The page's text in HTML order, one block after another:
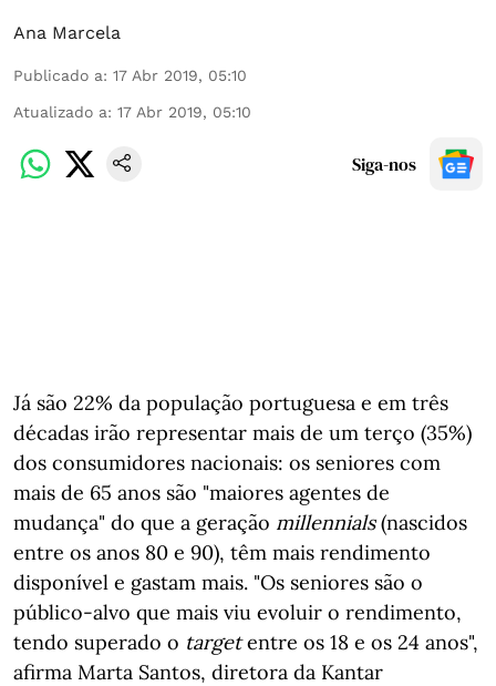
Ana Marcela
Publicado a: 17 Abr 2019, 05:10
Atualizado a: 17 Abr 2019, 05:10
Siga-nos
Já são 22% da população portuguesa e em três
décadas irão representar mais de um terço (35%)
dos consumidores nacionais: os seniores com
mais de 65 anos são "maiores agentes de
mudança" do que a geração millennials(nascidos
entre os anos 80 e 90), têm mais rendimento
disponível e gastam mais. "Os seniores são o
público-alvo que mais viu evoluir o rendimento,
tendo superado o targetentre os 18 e os 24 anos",
afirma Marta Santos, diretora da Kantar